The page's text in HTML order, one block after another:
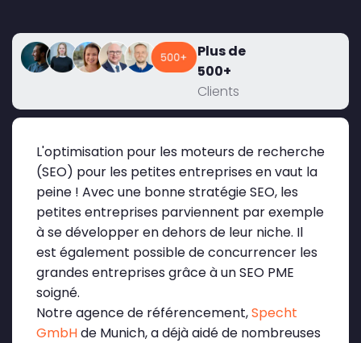
Plus de
500+
Clients
L'optimisation pour les moteurs de recherche
(SEO) pour les petites entreprises en vaut la
peine ! Avec une bonne stratégie SEO, les
petites entreprises parviennent par exemple
à se développer en dehors de leur niche. Il
est également possible de concurrencer les
grandes entreprises grâce à un SEO PME
soigné.
Notre agence de référencement,Specht
GmbHde Munich, a déjà aidé de nombreuses